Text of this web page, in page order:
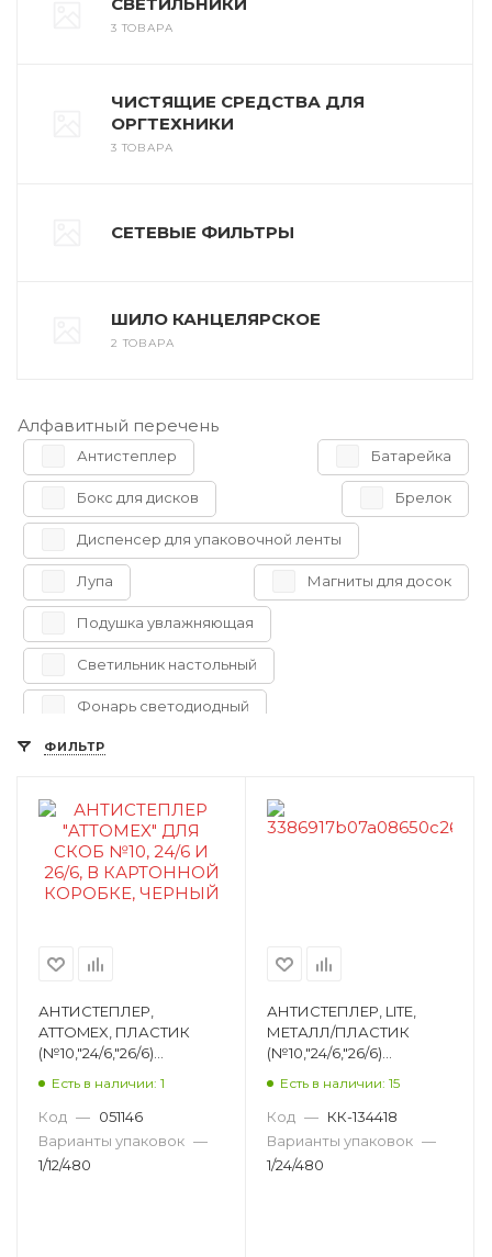
3 ТОВАРА
ЧИСТЯЩИЕ СРЕДСТВА ДЛЯ
ОРГТЕХНИКИ
3 ТОВАРА
СЕТЕВЫЕ ФИЛЬТРЫ
ШИЛО КАНЦЕЛЯРСКОЕ
2 ТОВАРА
Алфавитный перечень
Антистеплер Батарейка
Бокс для дисков Брелок
Диспенсер для упаковочной ленты
Лупа Магниты для досок
Подушка увлажняющая
Светильник настольный
Фонарь светодиодный
Чистящие салфетки
Шило канцелярское Этикет-пистолет
ФИЛЬТР
АНТИСТЕПЛЕР,
ATTOMEX, ПЛАСТИК
(№10,"24/6,"26/6)
Есть в наличии: 1
Код — 051146
Варианты упаковок —
1/12/480
АНТИСТЕПЛЕР, LITE,
МЕТАЛЛ/ПЛАСТИК
(№10,"24/6,"26/6)
Есть в наличии: 15
Код — КК-134418
Варианты упаковок —
1/24/480